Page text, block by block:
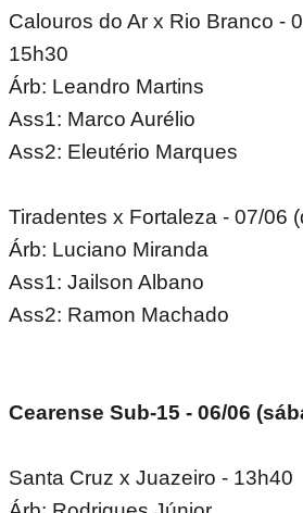
Calouros do Ar x Rio Branco -
15h30
Árb: Leandro Martins
Ass1: Marco Aurélio
Ass2: Eleutério Marques
Tiradentes x Fortaleza - 07/06
Árb: Luciano Miranda
Ass1: Jailson Albano
Ass2: Ramon Machado
Cearense Sub-15 - 06/06
Santa Cruz x Juazeiro - 13h40